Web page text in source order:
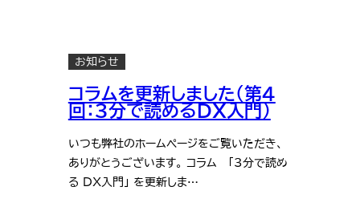
お知らせ
コラムを更新しました（第4
回：3分で読めるDX入門）
いつも弊社のホームページをご覧いただき、
ありがとうございます。 コラム 「3分で読め
る DX入門」 を更新しま…